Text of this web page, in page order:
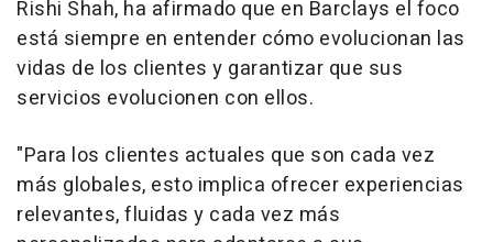
Rishi Shah, ha afirmado que en Barclays el foco
está siempre en entender cómo evolucionan las
vidas de los clientes y garantizar que sus
servicios evolucionen con ellos.
"Para los clientes actuales que son cada vez
más globales, esto implica ofrecer experiencias
relevantes, fluidas y cada vez más